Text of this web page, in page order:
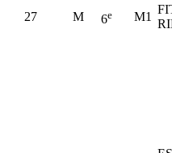
27 M 6e M1